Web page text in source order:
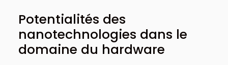
Potentialités des
nanotechnologies dans le
domaine du hardware